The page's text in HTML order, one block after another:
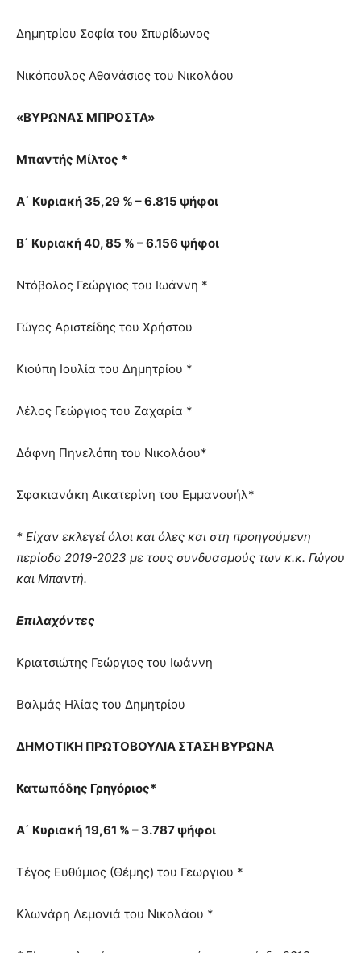
Δημητρίου Σοφία του Σπυρίδωνος
Νικόπουλος Αθανάσιος του Νικολάου
«ΒΥΡΩΝΑΣ ΜΠΡΟΣΤΑ»
Μπαντής Μίλτος *
Α΄ Κυριακή 35,29 % – 6.815 ψήφοι
Β΄ Κυριακή 40, 85 % – 6.156 ψήφοι
Ντόβολος Γεώργιος του Ιωάννη *
Γώγος Αριστείδης του Χρήστου
Κιούπη Ιουλία του Δημητρίου *
Λέλος Γεώργιος του Ζαχαρία *
Δάφνη Πηνελόπη του Νικολάου*
Σφακιανάκη Αικατερίνη του Εμμανουήλ*
* Είχαν εκλεγεί όλοι και όλες και στη προηγούμενη
περίοδο 2019-2023 με τους συνδυασμούς των κ.κ. Γώγου
και Μπαντή.
Επιλαχόντες
Κριατσιώτης Γεώργιος του Ιωάννη
Βαλμάς Ηλίας του Δημητρίου
ΔΗΜΟΤΙΚΗ ΠΡΩΤΟΒΟΥΛΙΑ ΣΤΑΣΗ ΒΥΡΩΝΑ
Κατωπόδης Γρηγόριος*
Α΄ Κυριακή 19,61 % – 3.787 ψήφοι
Τέγος Ευθύμιος (Θέμης) του Γεωργιου *
Κλωνάρη Λεμονιά του Νικολάου *